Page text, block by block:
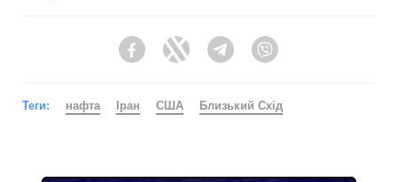
FacebookTwitter Telegram
Теги: нафта Іран США Близький Схід